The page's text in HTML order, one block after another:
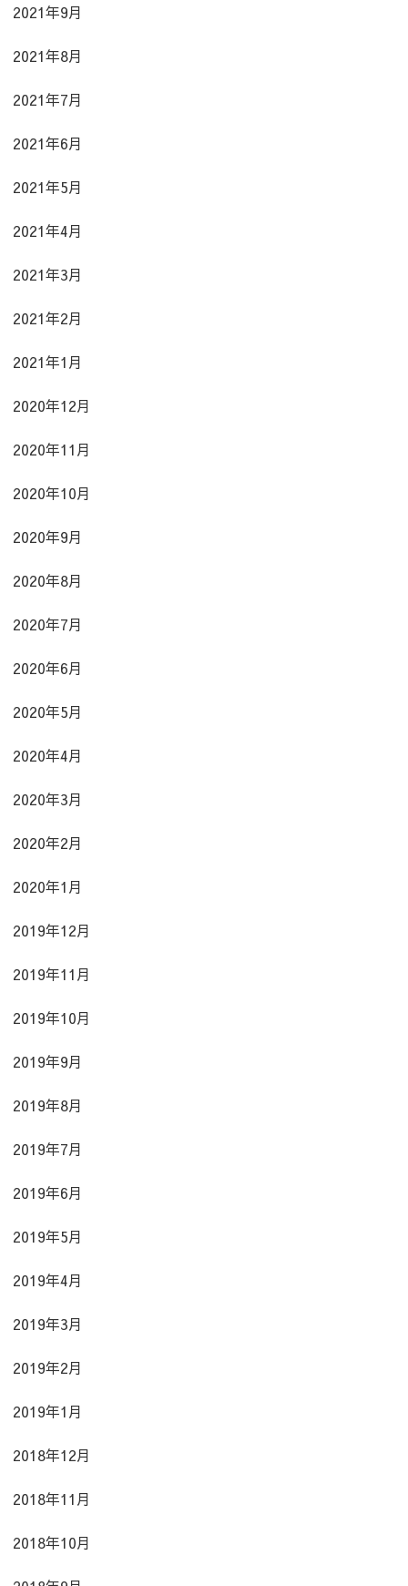
2021年9月
2021年8月
2021年7月
2021年6月
2021年5月
2021年4月
2021年3月
2021年2月
2021年1月
2020年12月
2020年11月
2020年10月
2020年9月
2020年8月
2020年7月
2020年6月
2020年5月
2020年4月
2020年3月
2020年2月
2020年1月
2019年12月
2019年11月
2019年10月
2019年9月
2019年8月
2019年7月
2019年6月
2019年5月
2019年4月
2019年3月
2019年2月
2019年1月
2018年12月
2018年11月
2018年10月